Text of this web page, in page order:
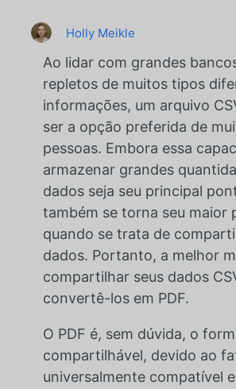
Holly Meikle
Ao lidar com grandes
repletos de muitos tipos
informações, um arquivo
ser a opção preferida de
pessoas. Embora essa
armazenar grandes
dados seja seu principal
também se torna seu maior
quando se trata de
dados. Portanto, a melhor
compartilhar seus dados
convertê-los em PDF.
O PDF é, sem dúvida, o
compartilhável, devido ao
universalmente compatível